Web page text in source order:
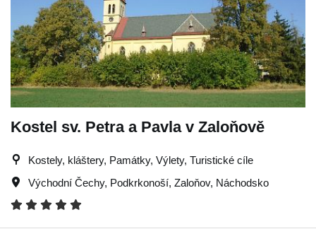
Kostel sv. Petra a Pavla v Zaloňově
Kostely, kláštery, Památky, Výlety, Turistické cíle
Východní Čechy, Podkrkonoší, Zaloňov, Náchodsko